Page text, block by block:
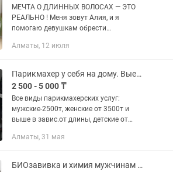
МЕЧТА О ДЛИННЫХ ВОЛОСАХ — ЭТО
РЕАЛЬНО ! Меня зовут Алия, и я
помогаю девушкам обрести
за пару часов! Работаю в Алматы,
без боли и...
Алматы, 12 июля
Парикмахер у себя на дому. Выезд на дом.
2 500 - 5 000 ₸
Все виды парикмахерских услуг:
мужские-2500т, женские от 3500т и
выше в завис.от длины, детские от
завис.от длины и сложности. Покраска
Алматы, 31 мая
БИОзавивка и химия мужчинам и женщинам. ВЫЕЗД !